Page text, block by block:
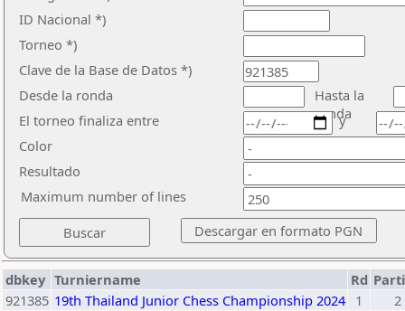
ID Nacional *)
Torneo *)
Clave de la Base de Datos *)
Desde la ronda
Hasta la
ronda
El torneo finaliza entre
Color
Resultado
y
Maximum number of lines
dbkey Turniername Rd
921385 19th Thailand Junior Chess Championship 2024 1
2